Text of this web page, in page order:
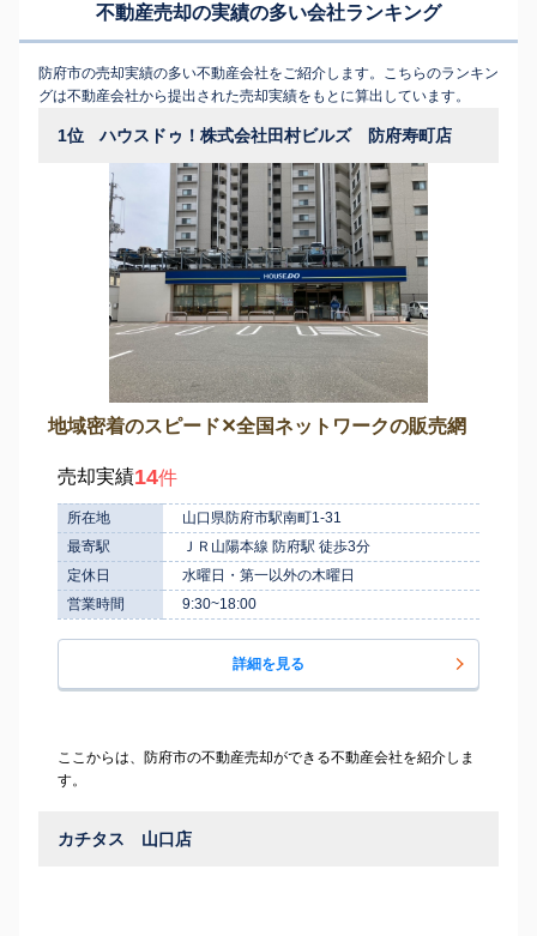
不動産売却の実績の多い会社ランキング
防府市の売却実績の多い不動産会社をご紹介します。こちらのランキン
グは不動産会社から提出された売却実績をもとに算出しています。
1位 ハウスドゥ！株式会社田村ビルズ 防府寿町店
地域密着のスピード✕全国ネットワークの販売網
売却実績14件
所在地
山口県防府市駅南町1-31
最寄駅
ＪＲ山陽本線 防府駅 徒歩3分
定休日
水曜日・第一以外の木曜日
営業時間
9:30~18:00
詳細を見る
ここからは、防府市の不動産売却ができる不動産会社を紹介しま
す。
カチタス 山口店